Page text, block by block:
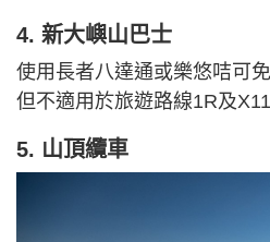
4. 新大嶼山巴士
使用長者八達通或樂悠咭可
但不適用於旅遊路線1R及
5. 山頂纜車